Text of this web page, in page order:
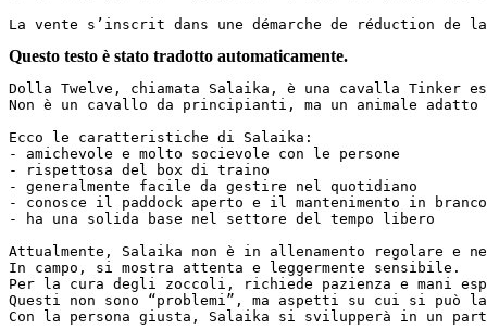
La vente s’inscrit dans une démarche de réduction
Questo testo è stato tradotto automaticamente.
Dolla Twelve, chiamata Salaika, è una cavalla
Non è un cavallo da principianti, ma un animale
Ecco le caratteristiche di Salaika:
- amichevole e molto socievole con le persone
- rispettosa del box di traino
- generalmente facile da gestire nel quotidiano
- conosce il paddock aperto e il mantenimento in
- ha una solida base nel settore del tempo libero
Attualmente, Salaika non è in allenamento regolare
In campo, si mostra attenta e leggermente sensibile.
Per la cura degli zoccoli, richiede pazienza e mani
Questi non sono “problemi”, ma aspetti su cui si può
Con la persona giusta, Salaika si svilupperà in un